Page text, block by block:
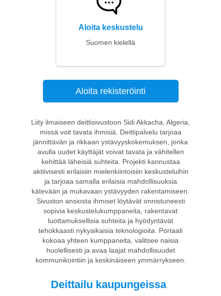
Aloita keskustelu
Suomen kielellä
Aloita rekisteröinti
Liity ilmaiseen deittisivustoon Sidi Akkacha, Algeria,
missä voit tavata ihmisiä. Deittipalvelu tarjoaa
jännittävän ja rikkaan ystävyyskokemuksen, jonka
avulla uudet käyttäjät voivat tavata ja vähitellen
kehittää läheisiä suhteita. Projekti kannustaa
aktiivisesti erilaisiin mielenkiintoisiin keskusteluihin
ja tarjoaa samalla erilaisia mahdollisuuksia
kätevään ja mukavaan ystävyyden rakentamiseen.
Sivuston ansiosta ihmiset löytävät onnistuneesti
sopivia keskustelukumppaneita, rakentavat
luottamuksellisia suhteita ja hyödyntävät
tehokkaasti nykyaikaisia teknologioita. Portaali
kokoaa yhteen kumppaneita, valitsee naisia
huolellisesti ja avaa laajat mahdollisuudet
kommunikointiin ja keskinäiseen ymmärrykseen.
Deittailu kaupungeissa